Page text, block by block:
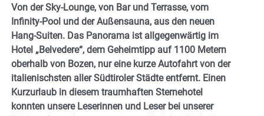
Von der Sky-Lounge, von Bar und Terrasse, vom
Infinity-Pool und der Außensauna, aus den neuen
Hang-Suiten. Das Panorama ist allgegenwärtig im
Hotel „Belvedere“, dem Geheimtipp auf 1100 Metern
oberhalb von Bozen, nur eine kurze Autofahrt von der
italienischsten aller Südtiroler Städte entfernt. Einen
Kurzurlaub in diesem traumhaften Sternehotel
konnten unsere Leserinnen und Leser bei unserer